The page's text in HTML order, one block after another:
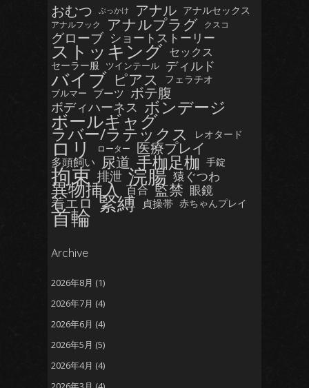
おむつ ぶっかけ アナル アナルセックス
アナルフック アナルプラグ クスコ
グローブ ショートストーリー
ストッキング セックス
セーラー服 ツインテール ディルド
バイブ ピアス フェラチオ
ブルマー ブーツ ボテ腹
ボディハーネス ボンデージ
ボールギャグ
ラバー/ラテックス レオタード
ロリ ローター 医療プレイ
多頭飼い 尿道 手枷足枷 手錠
拘束 排泄 浣腸 猿ぐつわ
異物挿入 百合 監禁 眼鏡
着エロ 緊縛 貞操帯 赤ちゃんプレイ
首輪
Archive
2026年8月 (1)
2026年7月 (4)
2026年6月 (4)
2026年5月 (5)
2026年4月 (4)